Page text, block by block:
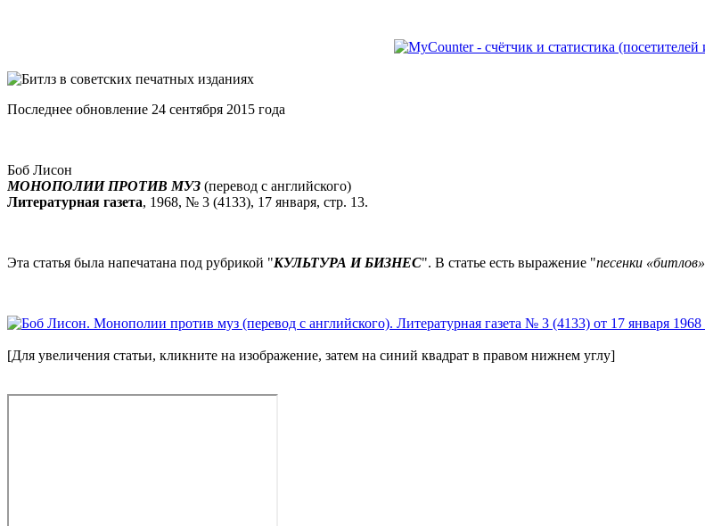
Последнее обновление 24 сентября 2015 года
Боб Лисон
МОНОПОЛИИ ПРОТИВ МУЗ (перевод с английского)
Литературная газета, 1968, № 3 (4133), 17 января, стр. 13.
Эта статья была напечатана под рубрикой "КУЛЬТУРА И БИЗНЕС". В статье есть выражение "песенки «битлов»
[Для увеличения статьи, кликните на изображение, затем на синий квадрат в правом нижнем углу]